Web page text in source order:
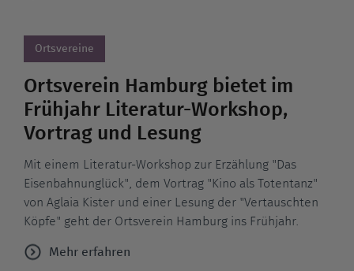
Ortsvereine
Ortsverein Hamburg bietet im
Frühjahr Literatur-Workshop,
Vortrag und Lesung
Mit einem Literatur-Workshop zur Erzählung "Das
Eisenbahnunglück", dem Vortrag "Kino als Totentanz"
von Aglaia Kister und einer Lesung der "Vertauschten
Köpfe" geht der Ortsverein Hamburg ins Frühjahr.
Mehr erfahren